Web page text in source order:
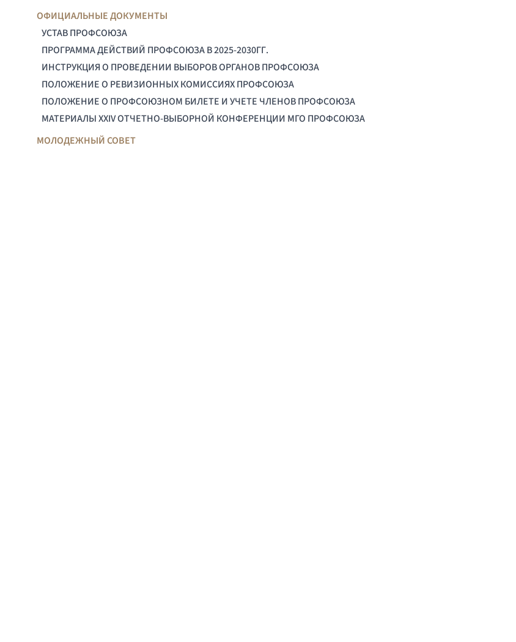
ОФИЦИАЛЬНЫЕ ДОКУМЕНТЫ
УСТАВ ПРОФСОЮЗА
ПРОГРАММА ДЕЙСТВИЙ ПРОФСОЮЗА В 2025-2030ГГ.
ИНСТРУКЦИЯ О ПРОВЕДЕНИИ ВЫБОРОВ ОРГАНОВ ПРОФСОЮЗА
ПОЛОЖЕНИЕ О РЕВИЗИОННЫХ КОМИССИЯХ ПРОФСОЮЗА
ПОЛОЖЕНИЕ О ПРОФСОЮЗНОМ БИЛЕТЕ И УЧЕТЕ ЧЛЕНОВ ПРОФСОЮЗА
МАТЕРИАЛЫ XXIV ОТЧЕТНО-ВЫБОРНОЙ КОНФЕРЕНЦИИ МГО ПРОФСОЮЗА
МОЛОДЕЖНЫЙ СОВЕТ